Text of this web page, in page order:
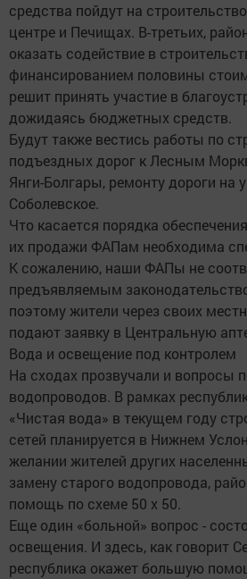
средства пойдут на
центре и Печищах. В-третьих,
оказать содействие в
финансированием половины
решит принять участие в
дожидаясь бюджетных средств.
Будут также вестись работы по
подъездных дорог к Лесным
Янги-Болгары, ремонту дороги на
Соболевское.
Что касается порядка
их продажи ФАПам необходима
К сожалению, наши ФАПы не
предъявляемым
поэтому жители через своих
подают заявку в Центральную
Вода и освещение под контролем
На сходах прозвучали и вопросы
водопроводов. В рамках
«Чистая вода» в текущем году
сетей планируется в Нижнем
желании жителей других
замену старого водопровода,
помощь по схеме 50 х 50.
Еще один «больной» вопрос -
освещения. И здесь, как говорит
республика окажет большую